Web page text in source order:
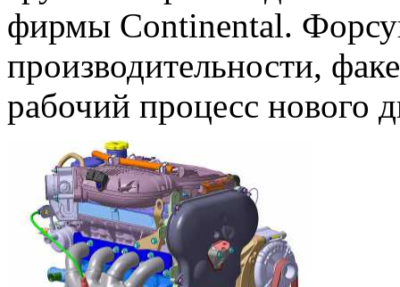
фирмы Continental.
производительности,
рабочий процесс нового